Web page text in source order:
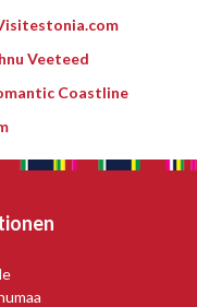
Veeteed
Coastline